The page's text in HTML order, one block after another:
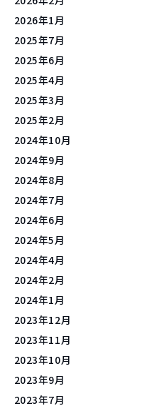
2026年1月
2025年7月
2025年6月
2025年4月
2025年3月
2025年2月
2024年10月
2024年9月
2024年8月
2024年7月
2024年6月
2024年5月
2024年4月
2024年2月
2024年1月
2023年12月
2023年11月
2023年10月
2023年9月
2023年7月